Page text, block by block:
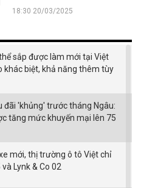
18:30 20/03/2025
sắp được làm mới tại Việt
khác biệt, khả năng thêm tùy
đãi 'khủng' trước tháng Ngâu:
tăng mức khuyến mại lên 75
mới, thị trường ô tô Việt chỉ
Lynk & Co 02